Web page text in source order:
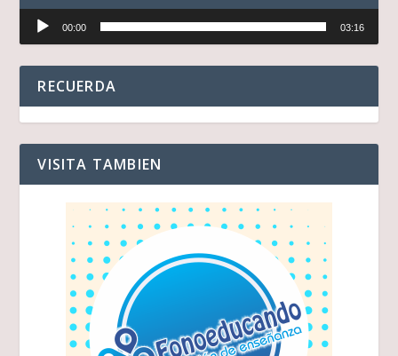
Reproductor
audio
00:00 03:16
RECUERDA
VISITA TAMBIEN